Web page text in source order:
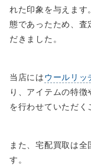
れた印象を与えます
態であったため、査
だきました。
当店にはウールリッ
り、アイテムの特
を行わせていただく
また、宅配買取は
す。